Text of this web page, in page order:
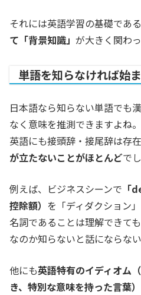
それには英語学習の基礎である
て「背景知識」 が大きく関わっ
単語を知らなければ始
日本語なら知らない単語でも
なく意味を推測できますよね。
英語にも接頭辞・接尾辞は存在
が立たないことがほとんどで
例えば、ビジネスシーンで 「
控除額） を「ディダクション
名詞であることは理解できて
なのか知らないと話にならない
他にも英語特有のイディオム
き、特別な意味を持った言葉）